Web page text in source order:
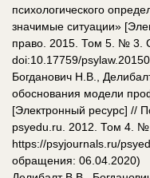
психологического
значимые ситуации»
право. 2015. Том 5. № 3.
doi:10.17759/
Богданович Н.В.,
обоснования модели
[Электронный ресурс] //
psyedu.ru. 2012. Том 4. №
https://psyjournals.ru/
обращения: 06.04.2020)